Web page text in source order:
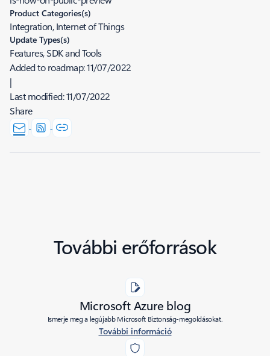
Product Categories(s)
Integration, Internet of Things
Update Types(s)
Features, SDK and Tools
Added to roadmap:11/07/2022
|
Last modified:11/07/2022
Share
További erőforrások
Microsoft Azure blog
Ismerje meg a legújabb Microsoft Biztonság-megoldásokat.
További információ